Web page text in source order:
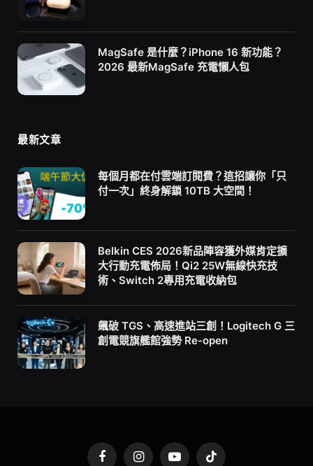
MagSafe 是什麼？iPhone 16 新功能？
2026 最新MagSafe 充電懶人包
最新文章
每個月都在付雲端訂閱費？這招讓你「只
付一次」終身解鎖 10TB 大空間！
Belkin CES 2026新品陣容獲外媒肯定擴
大行動充電佈局！Qi2 25W無線快充技
術、Switch 2專用充電收納包
飆破 TGS、高速進站三創！Logitech G 三
創電競旗艦館強勢 Re-open
FacebookInstagramYouTubeTikTok